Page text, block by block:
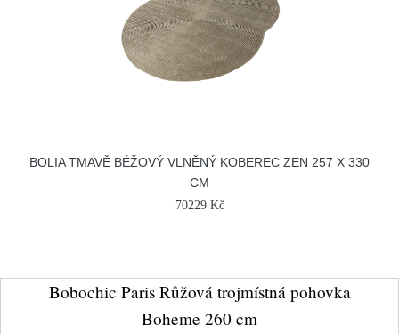
BOLIA TMAVĚ BÉŽOVÝ VLNĚNÝ KOBEREC ZEN 257 X 330
CM
70229 Kč
Bobochic Paris Růžová trojmístná pohovka
Boheme 260 cm